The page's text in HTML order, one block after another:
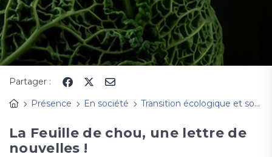
Partager :
Présence
En société Transition écologique et sociale
La Feuille de chou, une lettre de
nouvelles !